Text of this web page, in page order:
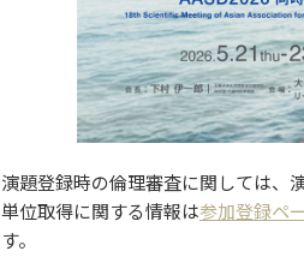
演題登録時の倫理審査に関しては、
単位取得に関する情報は参加登録ペ
す。